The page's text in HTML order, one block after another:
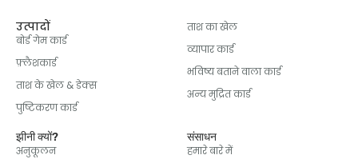
उत्पादों
बोर्ड गेम कार्ड
फ़्लैशकार्ड
ताश के खेल & डेक्स
पुष्टिकरण कार्ड
ताश का खेल
व्यापार कार्ड
भविष्य बताने वाला कार्ड
अन्य मुद्रित कार्ड
झीनी क्यों?
अनुकूलन
संसाधन
हमारे बारे में